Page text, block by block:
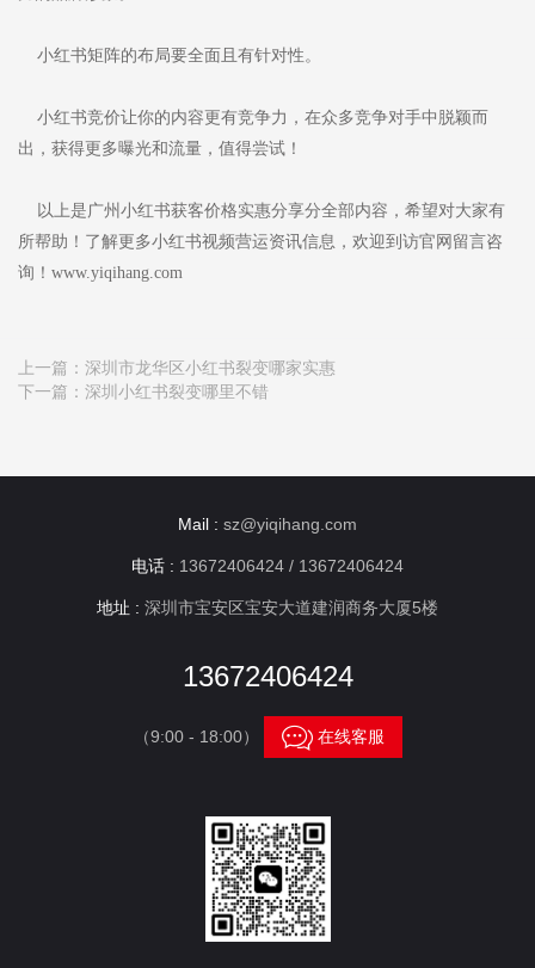
小红书矩阵的布局要全面且有针对性。
小红书竞价让你的内容更有竞争力，在众多竞争对手中脱颖而
出，获得更多曝光和流量，值得尝试！
以上是广州小红书获客价格实惠分享分全部内容，希望对大家有
所帮助！了解更多小红书视频营运资讯信息，欢迎到访官网留言咨
询！www.yiqihang.com
上一篇： 深圳市龙华区小红书裂变哪家实惠
下一篇： 深圳小红书裂变哪里不错
Mail : sz@yiqihang.com
电话 : 13672406424 / 13672406424
地址 : 深圳市宝安区宝安大道建润商务大厦5楼
13672406424
（9:00 - 18:00） 在线客服